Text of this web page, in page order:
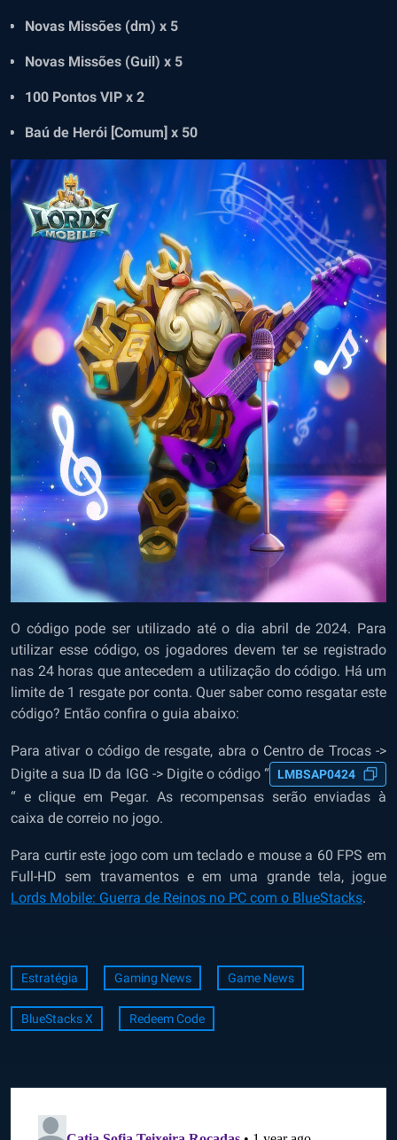
Novas Missões (dm) x 5
Novas Missões (Guil) x 5
100 Pontos VIP x 2
Baú de Herói [Comum] x 50
O código pode ser utilizado até o dia abril de 2024. Para
utilizar esse código, os jogadores devem ter se registrado
nas 24 horas que antecedem a utilização do código. Há um
limite de 1 resgate por conta. Quer saber como resgatar este
código? Então confira o guia abaixo:
Para ativar o código de resgate, abra o Centro de Trocas ->
Digite a sua ID da IGG -> Digite o código “
LMBSAP0424
“ e clique em Pegar. As recompensas serão enviadas à
caixa de correio no jogo.
Para curtir este jogo com um teclado e mouse a 60 FPS em
Full-HD sem travamentos e em uma grande tela, jogue
Lords Mobile: Guerra de Reinos no PC com o BlueStacks.
Estratégia Gaming News Game News
BlueStacks X Redeem Code